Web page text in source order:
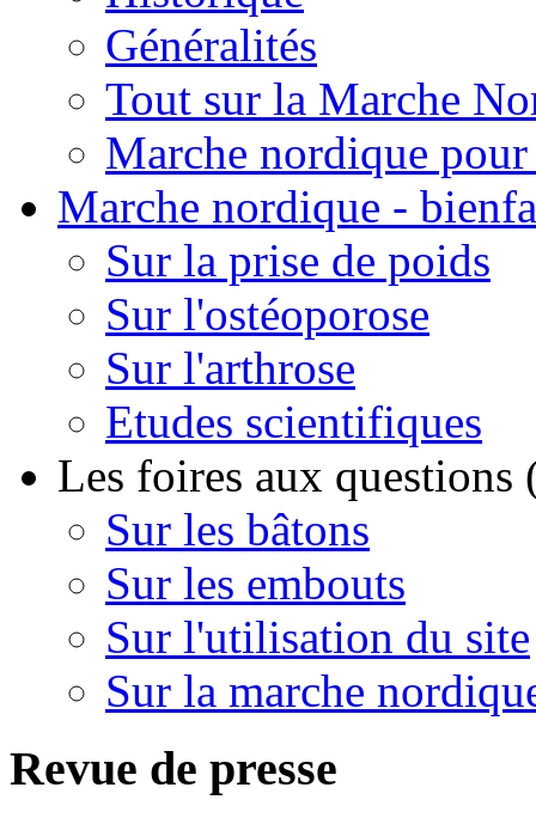
Généralités
Tout sur la Marche
Marche nordique
Marche nordique -
Sur la prise de poids
Sur l'ostéoporose
Sur l'arthrose
Etudes scientifiques
Les foires aux questions
Sur les bâtons
Sur les embouts
Sur l'utilisation du site
Sur la marche
Revue de presse